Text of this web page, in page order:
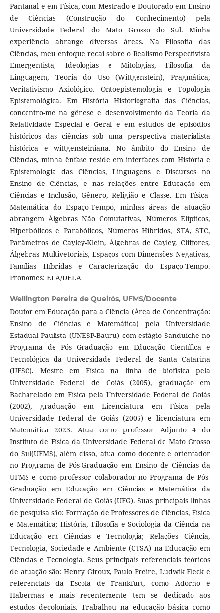
Pantanal e em Física, com Mestrado e Doutorado em Ensino
de Ciências (Construção do Conhecimento) pela
Universidade Federal do Mato Grosso do Sul. Minha
experiência abrange diversas áreas. Na Filosofia das
Ciências, meu enfoque recai sobre o Realismo Perspectivista
Emergentista, Ideologias e Mitologias, Filosofia da
Linguagem, Teoria do Uso (Wittgenstein), Pragmática,
Veritativismo Axiológico, Ontoepistemologia e Topologia
Epistemológica. Em História Historiografia das Ciências,
concentro-me na gênese e desenvolvimento da Teoria da
Relatividade Especial e Geral e em estudos de episódios
históricos das ciências sob uma perspectiva materialista
histórica e wittgensteiniana. No âmbito do Ensino de
Ciências, minha ênfase reside em interfaces com História e
Epistemologia das Ciências, Linguagens e Discursos no
Ensino de Ciências, e nas relações entre Educação em
Ciências e Inclusão, Gênero, Religião e Classe. Em Física-
Matemática do Espaço-Tempo, minhas áreas de atuação
abrangem Álgebras Não Comutativas, Números Elípticos,
Hiperbólicos e Parabólicos, Números Híbridos, STA, STC,
Parâmetros de Cayley-Klein, Álgebras de Cayley, Cliffores,
Álgebras Multivetoriais, Espaços com Dimensões Negativas,
Famílias Híbridas e Caracterização do Espaço-Tempo.
Pronomes: ELA/DELA.
Wellington Pereira de Queirós, UFMS/Docente
Doutor em Educação para a Ciência (Área de Concentração:
Ensino de Ciências e Matemática) pela Universidade
Estadual Paulista (UNESP-Bauru) com estágio Sanduíche no
Programa de Pós Graduação em Educação Científica e
Tecnológica da Universidade Federal de Santa Catarina
(UFSC). Mestre em Física na linha de biofísica pela
Universidade Federal de Goiás (2005), graduação em
Bacharelado em Física pela Universidade Federal de Goiás
(2002), graduação em Licenciatura em Física pela
Universidade Federal de Goiás (2005) e licenciatura em
Matemática 2023. Atua como professor Adjunto 4 do
Instituto de Física da Universidade Federal de Mato Grosso
do Sul(UFMS), além disso, atua como docente e orientador
no Programa de Pós-Graduação em Ensino de Ciências da
UFMS e como professor colaborador no Programa de Pós-
Graduação em Educação em Ciências e Matemática da
Universidade Federal de Goiás (UFG). Suas principais linhas
de pesquisa são: Formação de Professores de Ciências, Física
e Matemática; História, Filosofia e Sociologia da Ciência na
Educação em Ciências e Tecnologia; Relações Ciência,
Tecnologia, Sociedade e Ambiente (CTSA) na Educação em
Ciências e Tecnologia. Seus principais referenciais teóricos
de atuação são: Henry Giroux, Paulo Freire, Ludwik Fleck e
referenciais da Escola de Frankfurt, como Adorno e
Habermas e mais recentemente tem se dedicado aos
estudos decoloniais. Trabalhou na educação básica como